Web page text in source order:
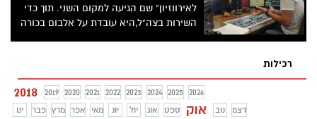
לאירווזיון" שם הגיעה למקום השני. תוך כדי
השירות בצה"ל,היא עובדת על אלבום בכורה
רכילות
2018 2019 2020 2021 2022 2023 2024 2025
2026
ינו
פבר מרץ אפר מאי יונ יול אוג ספט אוק נוב
דצמ